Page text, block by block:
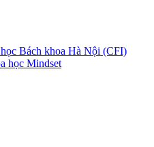
Bách khoa Hà Nội (CFI)
học Mindset